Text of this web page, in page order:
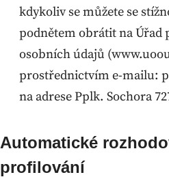
kdykoliv se můžete se
podnětem obrátit na Úřad
osobních údajů
prostřednictvím e-mailu:
na adrese Pplk. Sochora
Automatické
profilování